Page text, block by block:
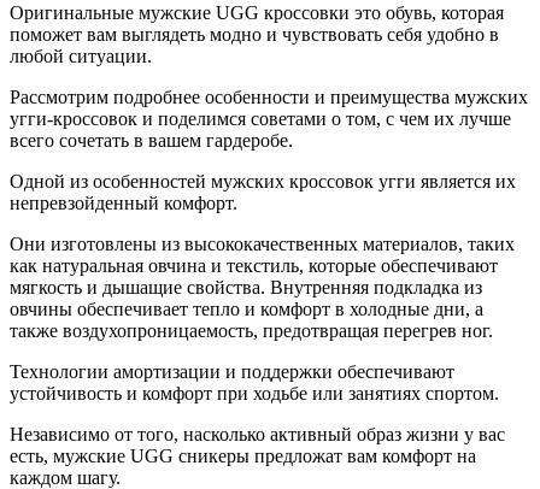
Оригинальные мужские UGG кроссовки это обувь, которая
поможет вам выглядеть модно и чувствовать себя удобно в
любой ситуации.
Рассмотрим подробнее особенности и преимущества мужских
угги-кроссовок и поделимся советами о том, с чем их лучше
всего сочетать в вашем гардеробе.
Одной из особенностей мужских кроссовок угги является их
непревзойденный комфорт.
Они изготовлены из высококачественных материалов, таких
как натуральная овчина и текстиль, которые обеспечивают
мягкость и дышащие свойства. Внутренняя подкладка из
овчины обеспечивает тепло и комфорт в холодные дни, а
также воздухопроницаемость, предотвращая перегрев ног.
Технологии амортизации и поддержки обеспечивают
устойчивость и комфорт при ходьбе или занятиях спортом.
Независимо от того, насколько активный образ жизни у вас
есть, мужские UGG сникеры предложат вам комфорт на
каждом шагу.